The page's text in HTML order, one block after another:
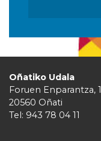
Oñatiko Udala
Foruen Enparantza, 1
20560 Oñati
Tel: 943 78 04 11